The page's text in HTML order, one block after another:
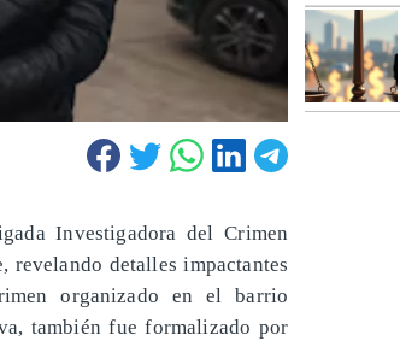
Investigadora del Crimen
detalles impactantes
organizado en el barrio
también fue formalizado por